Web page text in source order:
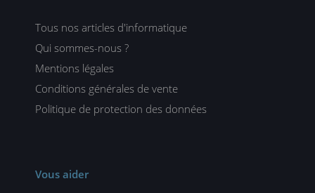
Tous nos articles d'informatique
Qui sommes-nous ?
Mentions légales
Conditions générales de vente
Politique de protection des données
Vous aider